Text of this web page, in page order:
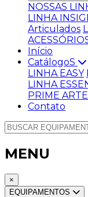
NOSSAS
LINHA
Articulados
Início
CatálogoS
LINHA EASY
LINHA
PRIME
Contato
MENU
×
EQUIPAMENTOS